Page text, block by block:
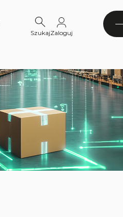
SzukajZaloguj